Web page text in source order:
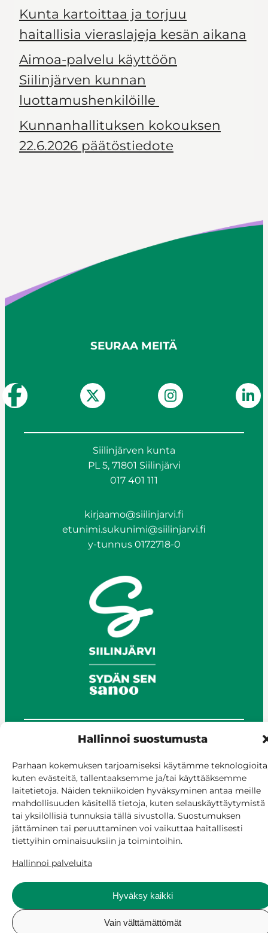
Hallinnoi suostumusta
Parhaan kokemuksen tarjoamiseksi käytämme
kuten evästeitä, tallentaaksemme ja/tai käyttääksemme
laitetietoja. Näiden tekniikoiden hyväksyminen antaa meille
mahdollisuuden käsitellä tietoja, kuten selauskäyttäytymistä
tai yksilöllisiä tunnuksia tällä sivustolla. Suostumuksen
jättäminen tai peruuttaminen voi vaikuttaa haitallisesti
tiettyihin ominaisuuksiin ja toimintoihin.
Hallinnoi palveluita
Hyväksy kaikki
Vain välttämättömät
Kunta kartoittaa ja torjuu
haitallisia vieraslajeja kesän aikana
Aimoa-palvelu käyttöön
Siilinjärven kunnan
luottamushenkilöille
Kunnanhallituksen kokouksen
22.6.2026 päätöstiedote
SEURAA MEITÄ
Siilinjärven kunta
PL 5, 71801 Siilinjärvi
017 401 111
kirjaamo@siilinjarvi.fi
etunimi.sukunimi@siilinjarvi.fi
y-tunnus 0172718-0
© Siilinjärvi 2025
Anna palautetta
Asioi verkossa
Laskutus ja maksaminen
Saavutettavuus
Evästekäytäntö
Hallitse suostumusta